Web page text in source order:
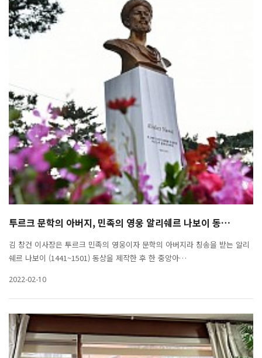
투르크 문학의 아버지, 민족의 영웅 알리쉐르 나보이 동…
김 창건 이사장은 투르크 민족의 영웅이자 문학의 아버지라 칭송을 받는 알리
쉐르 나보이 (1441~1501) 동상을 제작한 후 한 중앙아…
2022-02-10